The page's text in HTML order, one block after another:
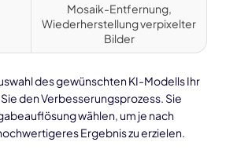
Mosaik-Entfernung,
Wiederherstellung verpixelter
Bilder
des gewünschten KI-Modells Ihr
den Verbesserungsprozess. Sie
wählen, um je nach
Ergebnis zu erzielen.